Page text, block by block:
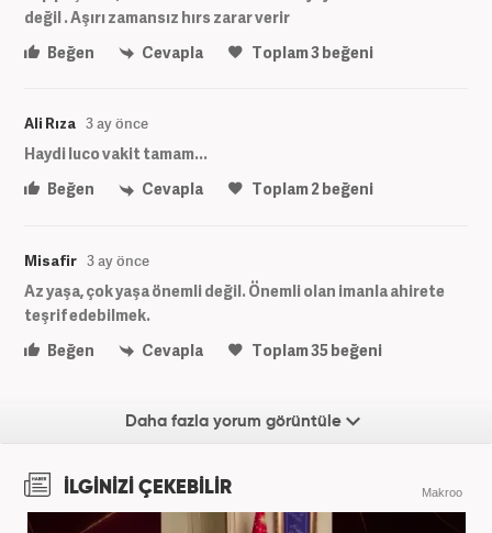
değil . Aşırı zamansız hırs zarar verir
Beğen
Cevapla Toplam3beğeni
Ali Rıza 3 ay önce
Haydi luco vakit tamam...
Beğen
Cevapla Toplam2beğeni
Misafir 3 ay önce
Az yaşa, çok yaşa önemli değil. Önemli olan imanla ahirete
teşrif edebilmek.
Beğen
Cevapla Toplam35beğeni
Daha fazla yorum görüntüle
İLGİNİZİ ÇEKEBİLİR Makroo